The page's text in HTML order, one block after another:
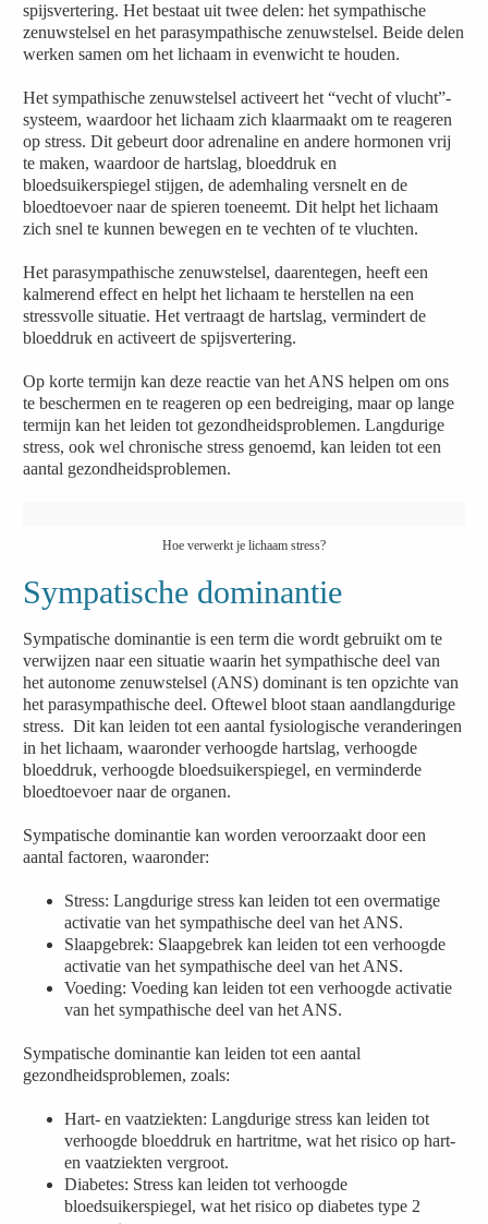
spijsvertering. Het bestaat uit twee delen: het sympathische
zenuwstelsel en het parasympathische zenuwstelsel. Beide delen
werken samen om het lichaam in evenwicht te houden.
Het sympathische zenuwstelsel activeert het “vecht of vlucht”-
systeem, waardoor het lichaam zich klaarmaakt om te reageren
op stress. Dit gebeurt door adrenaline en andere hormonen vrij
te maken, waardoor de hartslag, bloeddruk en
bloedsuikerspiegel stijgen, de ademhaling versnelt en de
bloedtoevoer naar de spieren toeneemt. Dit helpt het lichaam
zich snel te kunnen bewegen en te vechten of te vluchten.
Het parasympathische zenuwstelsel, daarentegen, heeft een
kalmerend effect en helpt het lichaam te herstellen na een
stressvolle situatie. Het vertraagt de hartslag, vermindert de
bloeddruk en activeert de spijsvertering.
Op korte termijn kan deze reactie van het ANS helpen om ons
te beschermen en te reageren op een bedreiging, maar op lange
termijn kan het leiden tot gezondheidsproblemen. Langdurige
stress, ook wel chronische stress genoemd, kan leiden tot een
aantal gezondheidsproblemen.
Hoe verwerkt je lichaam stress?
Sympatische dominantie
Sympatische dominantie is een term die wordt gebruikt om te
verwijzen naar een situatie waarin het sympathische deel van
het autonome zenuwstelsel (ANS) dominant is ten opzichte van
het parasympathische deel. Oftewel bloot staan aandlangdurige
stress. Dit kan leiden tot een aantal fysiologische veranderingen
in het lichaam, waaronder verhoogde hartslag, verhoogde
bloeddruk, verhoogde bloedsuikerspiegel, en verminderde
bloedtoevoer naar de organen.
Sympatische dominantie kan worden veroorzaakt door een
aantal factoren, waaronder:
Stress: Langdurige stress kan leiden tot een overmatige
activatie van het sympathische deel van het ANS.
Slaapgebrek: Slaapgebrek kan leiden tot een verhoogde
activatie van het sympathische deel van het ANS.
Voeding: Voeding kan leiden tot een verhoogde activatie
van het sympathische deel van het ANS.
Sympatische dominantie kan leiden tot een aantal
gezondheidsproblemen, zoals:
Hart- en vaatziekten: Langdurige stress kan leiden tot
verhoogde bloeddruk en hartritme, wat het risico op hart-
en vaatziekten vergroot.
Diabetes: Stress kan leiden tot verhoogde
bloedsuikerspiegel, wat het risico op diabetes type 2